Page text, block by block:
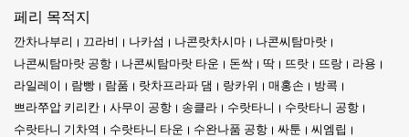
페리 목적지
깐차나부리 끄라비 나카섬 나콘랏차시마
나콘씨탐마랏
나콘씨탐마랏 공항
나콘씨탐마랏 타운 돈싹 딱 뜨랏 뜨랑
라용
라일레이
람빵 람품 랏차프라파 댐 랑카위 매홍손
방콕
쁘라쭈압 키리칸
사무이 공항 송클라 수랏타니
수랏타니 공항
수랏타니 기차역
수랏타니 타운 수완나품 공항 싸툰
씨엠립